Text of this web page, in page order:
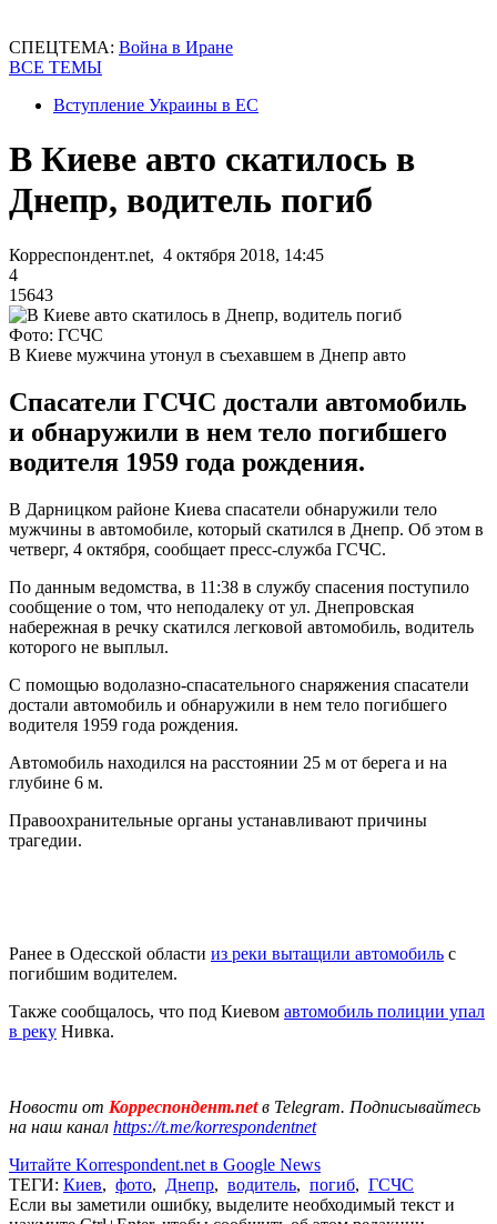
СПЕЦТЕМА: Война в Иране
ВСЕ ТЕМЫ
Вступление Украины в ЕС
В Киеве авто скатилось в
Днепр, водитель погиб
Корреспондент.net, 4 октября 2018, 14:45
4
15643
Фото: ГСЧС
В Киеве мужчина утонул в съехавшем в Днепр авто
Спасатели ГСЧС достали автомобиль
и обнаружили в нем тело погибшего
водителя 1959 года рождения.
В Дарницком районе Киева спасатели обнаружили тело
мужчины в автомобиле, который скатился в Днепр. Об этом в
четверг, 4 октября, сообщает пресс-служба ГСЧС.
По данным ведомства, в 11:38 в службу спасения поступило
сообщение о том, что неподалеку от ул. Днепровская
набережная в речку скатился легковой автомобиль, водитель
которого не выплыл.
С помощью водолазно-спасательного снаряжения спасатели
достали автомобиль и обнаружили в нем тело погибшего
водителя 1959 года рождения.
Автомобиль находился на расстоянии 25 м от берега и на
глубине 6 м.
Правоохранительные органы устанавливают причины
трагедии.
Ранее в Одесской области из реки вытащили автомобиль с
погибшим водителем.
Также сообщалось, что под Киевом автомобиль полиции упал
в реку Нивка.
Новости от Корреспондент.netв Telegram. Подписывайтесь
на наш канал https://t.me/korrespondentnet
Читайте Korrespondent.net в Google News
ТЕГИ: Киев, фото, Днепр, водитель, погиб, ГСЧС
Если вы заметили ошибку, выделите необходимый текст и